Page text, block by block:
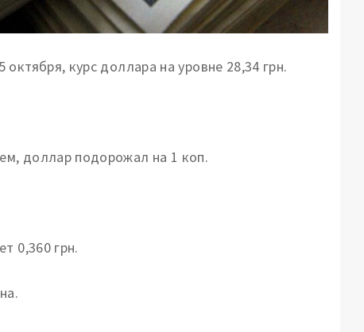
курс доллара на уровне 28,34 грн.
доллар подорожал на 1 коп.
0,360 грн.